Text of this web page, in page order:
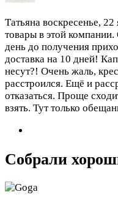
Татьяна воскресенье, 22
товары в этой компании.
день до получения
доставка на 10 дней!
несут?! Очень жаль,
расстроился. Ещё и
отказаться. Проще
взять. Тут только
Собрали